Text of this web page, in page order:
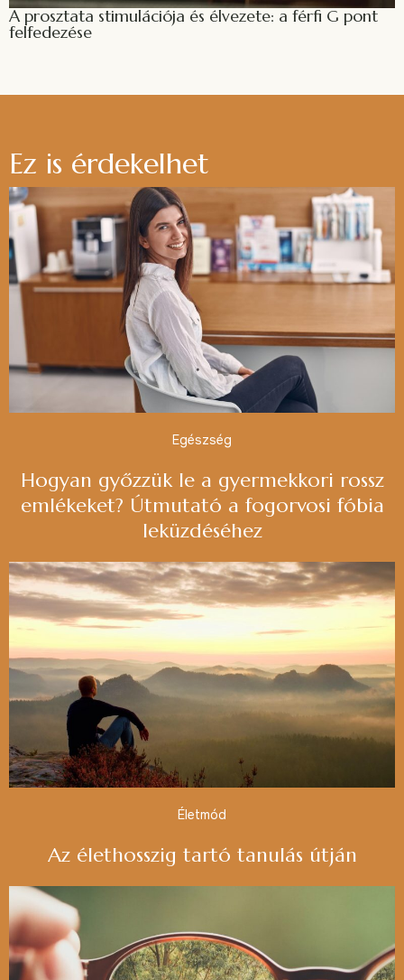
A prosztata stimulációja és élvezete: a férfi G pont
felfedezése
Ez is érdekelhet
Egészség
Hogyan győzzük le a gyermekkori rossz
emlékeket? Útmutató a fogorvosi fóbia
leküzdéséhez
Életmód
Az élethosszig tartó tanulás útján